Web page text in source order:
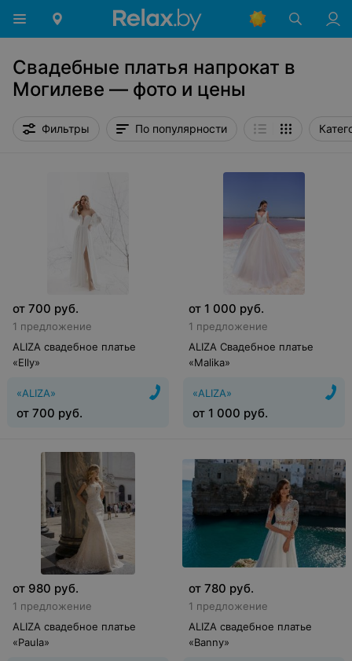
Свадебные платья напрокат в
Могилеве — фото и цены
Фильтры По популярности
от 700 руб.
1 предложение
ALIZA свадебное платье
«Elly»
«ALIZA»
от 700 руб.
от 1 000 руб.
1 предложение
ALIZA Свадебное платье
«Malika»
«ALIZA»
от 1 000 руб.
от 980 руб.
1 предложение
ALIZA свадебное платье
«Paula»
от 780 руб.
1 предложение
ALIZA свадебное платье
«Banny»